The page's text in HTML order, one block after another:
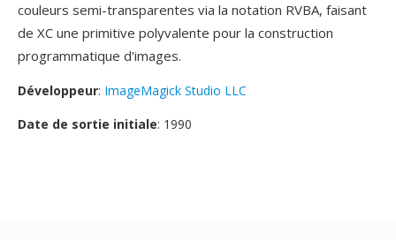
couleurs semi-transparentes via la notation RVBA, faisant
de XC une primitive polyvalente pour la construction
programmatique d'images.
Développeur: ImageMagick Studio LLC
Date de sortie initiale: 1990